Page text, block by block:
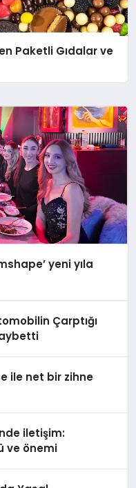
Paketli Gıdalar ve
yeni yıla
Çarptığı
ile net bir zihne
iletişim:
ve önemi